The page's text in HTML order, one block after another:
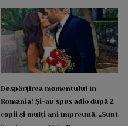
Despărțirea momentului în
România! Și-au spus adio după 2
copii și mulți ani împreună. „Sunt